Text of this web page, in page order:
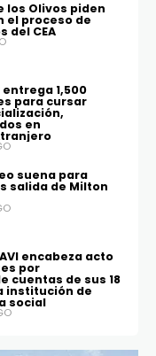
los Olivos piden
el proceso de
del CEA
1,500
para cursar
en
suena para
salida de Milton
encabeza acto
por
cuentas de sus 18
institución de
social